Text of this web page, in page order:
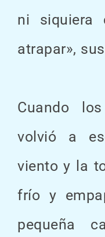
ni siquiera
atrapar»,
Cuando
volvió a
viento y la
frío y
pequeña